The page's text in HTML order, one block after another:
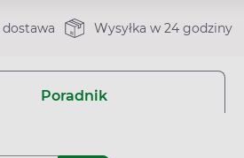
Wysyłka w 24 godziny
Poradnik